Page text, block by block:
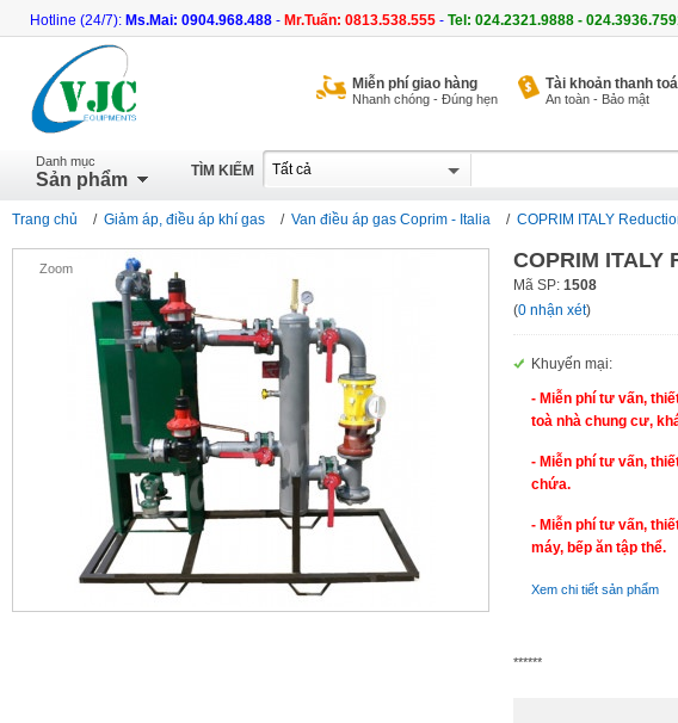
Hotline (24/7): Ms.Mai: 0904.968.488 - Mr.Tuấn: 0813.538.555 - Tel: 024.2321.9888 -
Miễn phí giao hàng
Nhanh chóng - Đúng hẹn
Tài khoản thanh
An toàn - Bảo mật
TÌM KIẾM
Danh mục
Sản phẩm
Trang chủ / Giảm áp, điều áp khí gas / Van điều áp gas Coprim - Italia / COPRIM ITALY
Zoom COPRIM
Mã SP: 1508
(0 nhận xét)
Khuyến mại:
- Miễn phí tư vấn,
toà nhà chung cư,
- Miễn phí tư vấn,
chứa.
- Miễn phí tư vấn,
máy, bếp ăn tập thể.
Xem chi tiết sản phẩm
******